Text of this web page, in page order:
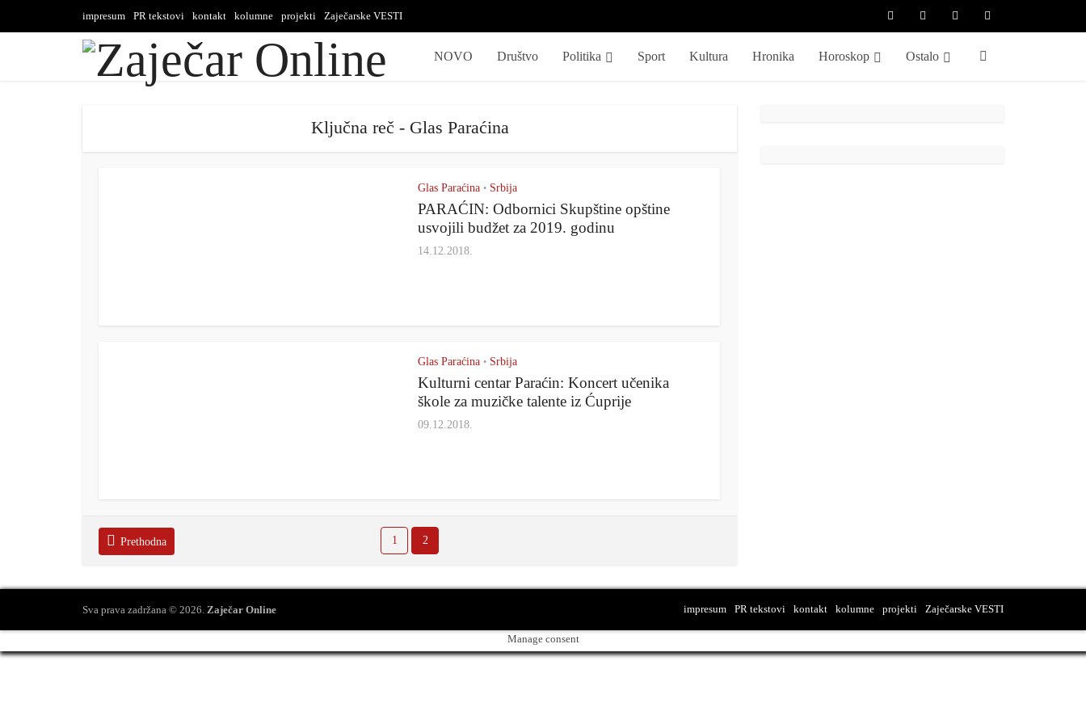
impresum PR tekstovi kontakt kolumne projekti Zaječarske VESTI
NOVO Društvo Politika Sport Kultura Hronika Horoskop Ostalo
Ključna reč - Glas Paraćina
Glas Paraćina • Srbija
PARAĆIN: Odbornici Skupštine opštine
usvojili budžet za 2019. godinu
14.12.2018.
Glas Paraćina • Srbija
Kulturni centar Paraćin: Koncert učenika
škole za muzičke talente iz Ćuprije
09.12.2018.
Prethodna 1 2
Sva prava zadržana © 2026. Zaječar Online impresum PR tekstovi kontakt kolumne projekti Zaječarske VESTI
Manage consent